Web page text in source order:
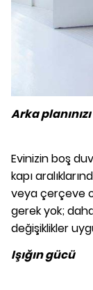
Arka
Evinizin boş
kapı
veya çerçeve
gerek yok;
değişiklikler
Işığın gücü